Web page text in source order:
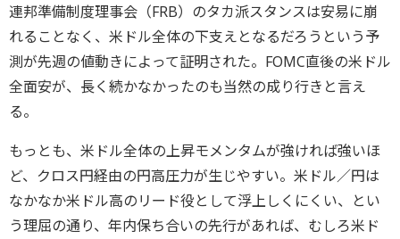
連邦準備制度理事会（FRB）のタカ派スタンスは安易に崩
れることなく、米ドル全体の下支えとなるだろうという予
測が先週の値動きによって証明された。FOMC直後の米ドル
全面安が、長く続かなかったのも当然の成り行きと言え
る。
もっとも、米ドル全体の上昇モメンタムが強ければ強いほ
ど、クロス円経由の円高圧力が生じやすい。米ドル／円は
なかなか米ドル高のリード役として浮上しくにくい、とい
う理屈の通り、年内保ち合いの先行があれば、むしろ米ド